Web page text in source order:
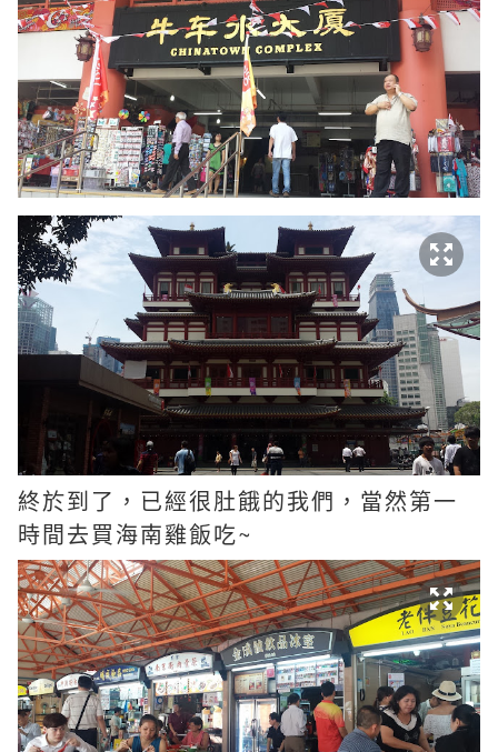
終於到了，已經很肚餓的我們，當然第一
時間去買海南雞飯吃~